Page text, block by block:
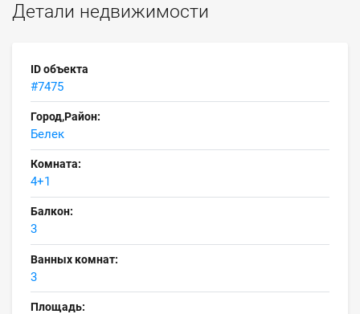
Детали недвижимости
ID объекта
#7475
Город,Район:
Белек
Комната:
4+1
Балкон:
3
Ванных комнат:
3
Площадь: